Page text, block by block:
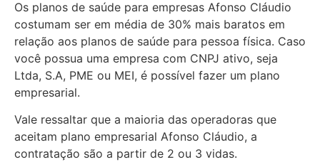
Os planos de saúde para empresas Afonso Cláudio
costumam ser em média de 30% mais baratos em
relação aos planos de saúde para pessoa física. Caso
você possua uma empresa com CNPJ ativo, seja
Ltda, S.A, PME ou MEI, é possível fazer um plano
empresarial.
Vale ressaltar que a maioria das operadoras que
aceitam plano empresarial Afonso Cláudio, a
contratação são a partir de 2 ou 3 vidas.